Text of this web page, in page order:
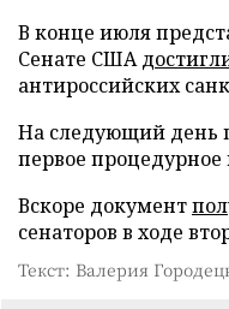
В конце июля
Сенате США
антироссийских
На следующий день
первое процедурное
Вскоре документ
сенаторов в ходе
Текст: Валерия